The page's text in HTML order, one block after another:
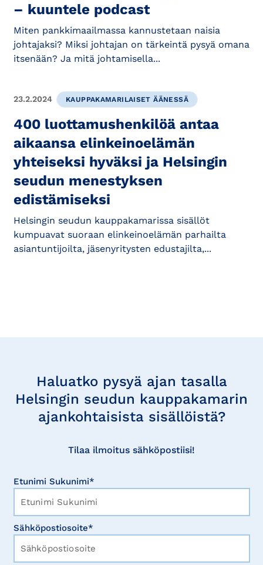
– kuuntele podcast
Miten pankkimaailmassa kannustetaan naisia
johtajaksi? Miksi johtajan on tärkeintä pysyä omana
itsenään? Ja mitä johtamisella...
23.2.2024 KAUPPAKAMARILAISET ÄÄNESSÄ
400 luottamushenkilöä antaa
aikaansa elinkeinoelämän
yhteiseksi hyväksi ja Helsingin
seudun menestyksen
edistämiseksi
Helsingin seudun kauppakamarissa sisällöt
kumpuavat suoraan elinkeinoelämän parhailta
asiantuntijoilta, jäsenyritysten edustajilta,...
Haluatko pysyä ajan tasalla
Helsingin seudun kauppakamarin
ajankohtaisista sisällöistä?
Tilaa ilmoitus sähköpostiisi!
Etunimi Sukunimi*
Sähköpostiosoite*